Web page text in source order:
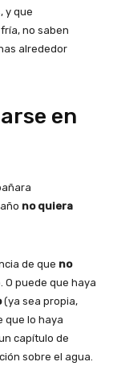
y que
no saben
alrededor
en
no quiera
de que no
O puede que haya
(ya sea propia,
que lo haya
capítulo de
sobre el agua.